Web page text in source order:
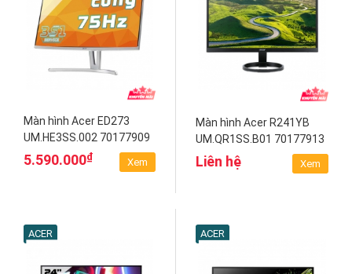
Màn hình Acer ED273
UM.HE3SS.002 70177909
5.590.000₫
Xem
Màn hình Acer R241YB
UM.QR1SS.B01 70177913
Liên hệ Xem
ACER ACER